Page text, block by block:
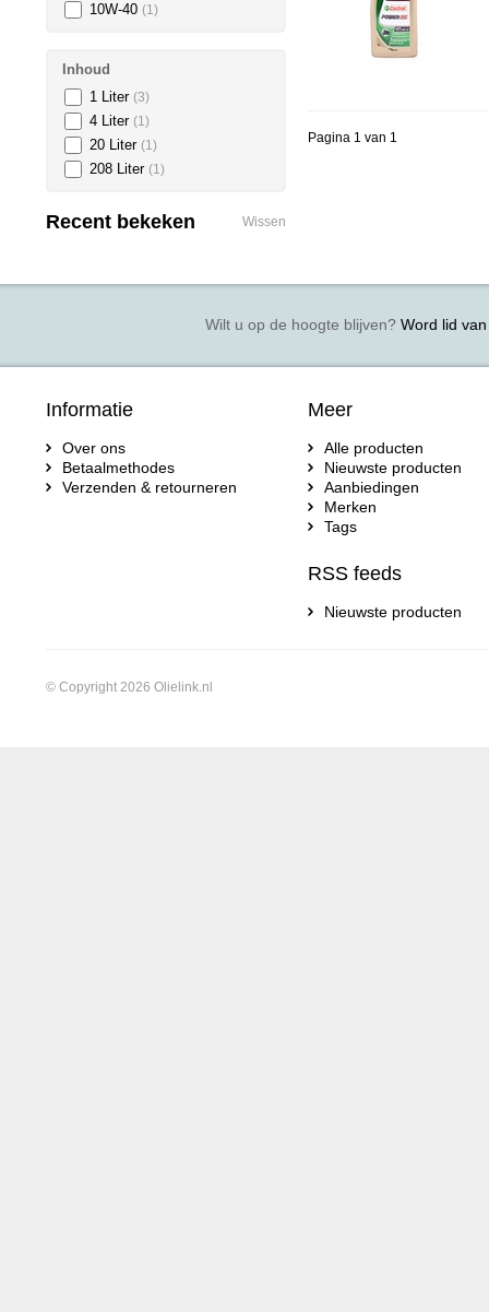
Pagina 1 van 1
10W-40 (1)
Inhoud
1 Liter (3)
4 Liter (1)
20 Liter (1)
208 Liter (1)
Recent bekeken Wissen
Wilt u op de hoogte blijven?Word lid van
Informatie
Over ons
Betaalmethodes
Verzenden & retourneren
Meer
Alle producten
Nieuwste producten
Aanbiedingen
Merken
Tags
RSS feeds
Nieuwste producten
© Copyright 2026 Olielink.nl